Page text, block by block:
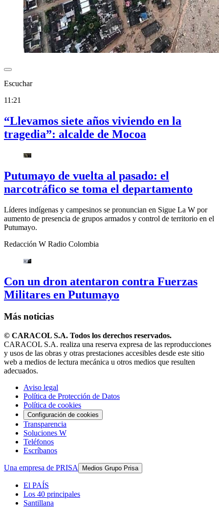
Escuchar
11:21
“Llevamos siete años viviendo en la
tragedia”: alcalde de Mocoa
Putumayo de vuelta al pasado: el
narcotráfico se toma el departamento
Líderes indígenas y campesinos se pronuncian en Sigue La W por
aumento de presencia de grupos armados y control de territorio en el
Putumayo.
Redacción W Radio Colombia
Con un dron atentaron contra Fuerzas
Militares en Putumayo
Más noticias
© CARACOL S.A. Todos los derechos reservados.
CARACOL S.A. realiza una reserva expresa de las reproducciones
y usos de las obras y otras prestaciones accesibles desde este sitio
web a medios de lectura mecánica u otros medios que resulten
adecuados.
Aviso legal
Política de Protección de Datos
Política de cookies
Configuración de cookies
Transparencia
Soluciones W
Teléfonos
Escríbanos
Una empresa de PRISA Medios Grupo Prisa
El PAÍS
Los 40 principales
Santillana